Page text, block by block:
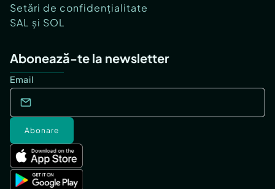
Setări de confidențialitate
SAL și SOL
Abonează-te la newsletter
Email
Abonare